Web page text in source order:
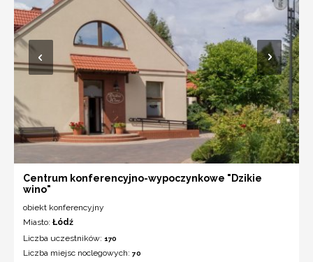
Centrum konferencyjno-wypoczynkowe "Dzikie
wino"
obiekt konferencyjny
Miasto: Łódź
Liczba uczestników: 170
Liczba miejsc noclegowych: 70